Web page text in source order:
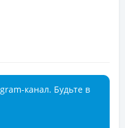
канал. Будьте в